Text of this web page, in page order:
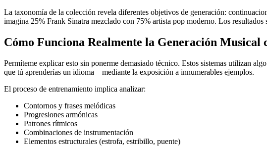
La taxonomía de la colección revela diferentes objetivos de generación:
imagina 25% Frank Sinatra mezclado con 75% artista pop moderno. Los resultados
Cómo Funciona Realmente la Generación Musical
Permíteme explicar esto sin ponerme demasiado técnico. Estos sistemas utilizan
que tú aprenderías un idioma—mediante la exposición a innumerables ejemplos.
El proceso de entrenamiento implica analizar:
Contornos y frases melódicas
Progresiones armónicas
Patrones rítmicos
Combinaciones de instrumentación
Elementos estructurales (estrofa, estribillo, puente)